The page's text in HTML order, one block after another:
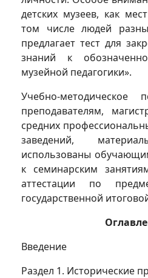
детских музеев, как
том числе людей
предлагает тест для
знаний к
музейной педагогики».
Учебно-методическое
преподавателям,
средних
заведений,
использованы
к семинарским
аттестации по
государственной
Введение
Раздел 1. Исторические